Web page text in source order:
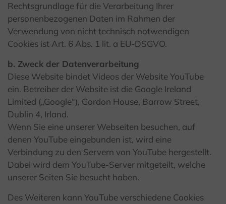
Rechtsgrundlage für die Verarbeitung Ihrer
personenbezogenen Daten im Rahmen der
Verwendung von nicht technisch notwendigen
Cookies ist Art. 6 Abs. 1 lit. a EU-DSGVO.
b. Zweck der Datenverarbeitung
Diese Website bindet Videos der Website YouTube
ein. Betreiber der Website ist die Google Ireland
Limited („Google“), Gordon House, Barrow Street,
Dublin 4, Irland.
Wenn Sie eine unserer Webseiten besuchen, auf
denen YouTube eingebunden ist, wird eine
Verbindung zu den Servern von YouTube hergestellt.
Dabei wird dem YouTube-Server mitgeteilt, welche
unserer Seiten Sie besucht haben.
Des Weiteren kann YouTube verschiedene Cookies